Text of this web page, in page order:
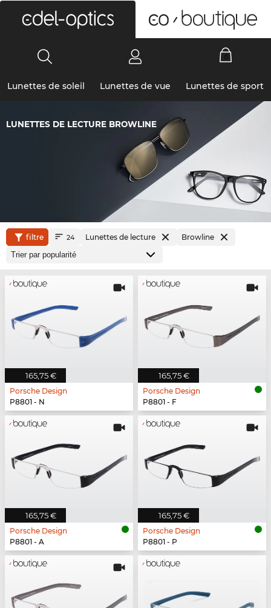
Lunettes de soleil Lunettes de vue Lunettes de sport
LUNETTES DE LECTURE BROWLINE
filtre 24 Lunettes de lecture Browline
165,75 €
Porsche Design
P8801 - N
165,75 €
Porsche Design
P8801 - F
165,75 €
Porsche Design
P8801 - A
165,75 €
Porsche Design
P8801 - P